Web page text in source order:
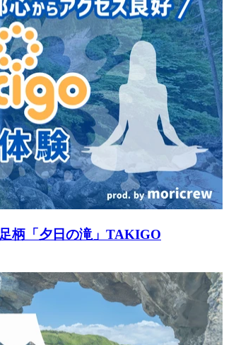
柄「夕日の滝」TAKIGO